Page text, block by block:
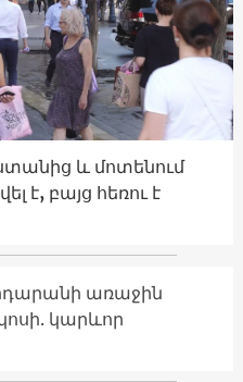
և մոտենում
է, բայց հեռու է
առաջին
կարևոր